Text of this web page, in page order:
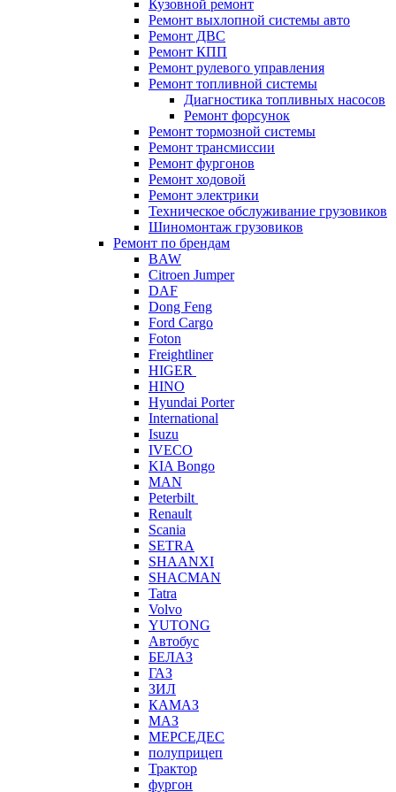
Кузовной ремонт
Ремонт выхлопной системы авто
Ремонт ДВС
Ремонт КПП
Ремонт рулевого управления
Ремонт топливной системы
Диагностика топливных насосов
Ремонт форсунок
Ремонт тормозной системы
Ремонт трансмиссии
Ремонт фургонов
Ремонт ходовой
Ремонт электрики
Техническое обслуживание грузовиков
Шиномонтаж грузовиков
Ремонт по брендам
BAW
Citroen Jumper
DAF
Dong Feng
Ford Cargo
Foton
Freightliner
HIGER
HINO
Hyundai Porter
International
Isuzu
IVECO
KIA Bongo
MAN
Peterbilt
Renault
Scania
SETRA
SHAANXI
SHACMAN
Tatra
Volvo
YUTONG
Автобус
БЕЛАЗ
ГАЗ
ЗИЛ
КАМАЗ
МАЗ
МЕРСЕДЕС
полуприцеп
Трактор
фургон